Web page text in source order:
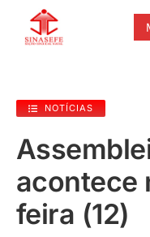
NOTÍCIAS
PUBLICAÇÕES
DOCUMENTOS
NOTÍCIAS
acontece
feira (12)